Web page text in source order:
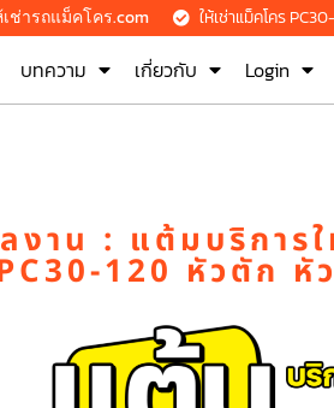
ช่ารถแม็คโคร.com ให้เช่าแม็คโคร
บทความ เกี่ยวกับ Login
าน : แต้มบริการใ
120 หัวตัก หั